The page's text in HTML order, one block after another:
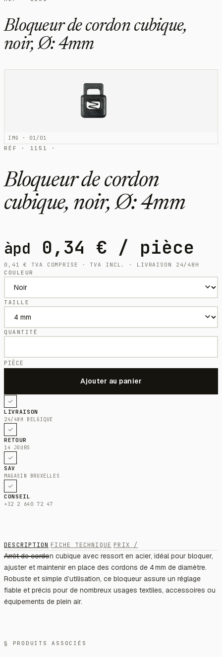
Bloqueur de cordon cubique,
noir, Ø: 4mm
IMG · 01/01
RÉF · 1151 ·
Bloqueur de cordon
cubique, noir, Ø: 4mm
àpd 0,34 € / pièce
0,41€
TVA COMPRISE · TVA INCL. · LIVRAISON 24/48H
COULEUR
TAILLE
QUANTITÉ
PIÈCE
LIVRAISON
24/48H BELGIQUE
RETOUR
14 JOURS
SAV
MAGASIN BRUXELLES
CONSEIL
+32 2 640 72 47
DESCRIPTION FICHE TECHNIQUE PRIX /
Arrêt de cordon cubique avec ressort en acier, idéal pour bloquer,
ajuster et maintenir en place des cordons de 4 mm de diamètre.
Robuste et simple d’utilisation, ce bloqueur assure un réglage
fiable et précis pour de nombreux usages textiles, accessoires ou
équipements de plein air.
§ PRODUITS ASSOCIÉS